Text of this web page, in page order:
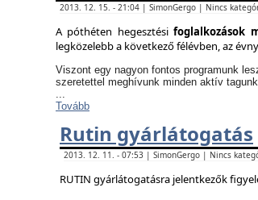
2013. 12. 15. - 21:04 | SimonGergo | Nincs
A póthéten hegesztésifoglalkozások
legközelebb a következő félévben, az
Viszont egy nagyon fontos programunk
szeretettel meghívunk minden aktív
...
Tovább
Rutin gyárlátogatás
2013. 12. 11. - 07:53 | SimonGergo | Nincs
RUTIN gyárlátogatásra jelentkezők